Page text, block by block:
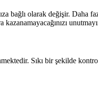
bağlı olarak değişir. Daha
Sıkı bir şekilde